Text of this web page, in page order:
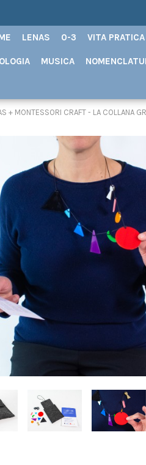
LENAS 0-3 VITA PRATICA
MUSICA
+ MONTESSORI CRAFT - LA COLLANA